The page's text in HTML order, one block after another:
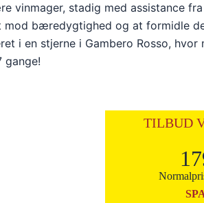
vinmager, stadig med assistance
bæredygtighed og at formidle
i en stjerne i Gambero Rosso,
gange!
TILBUD